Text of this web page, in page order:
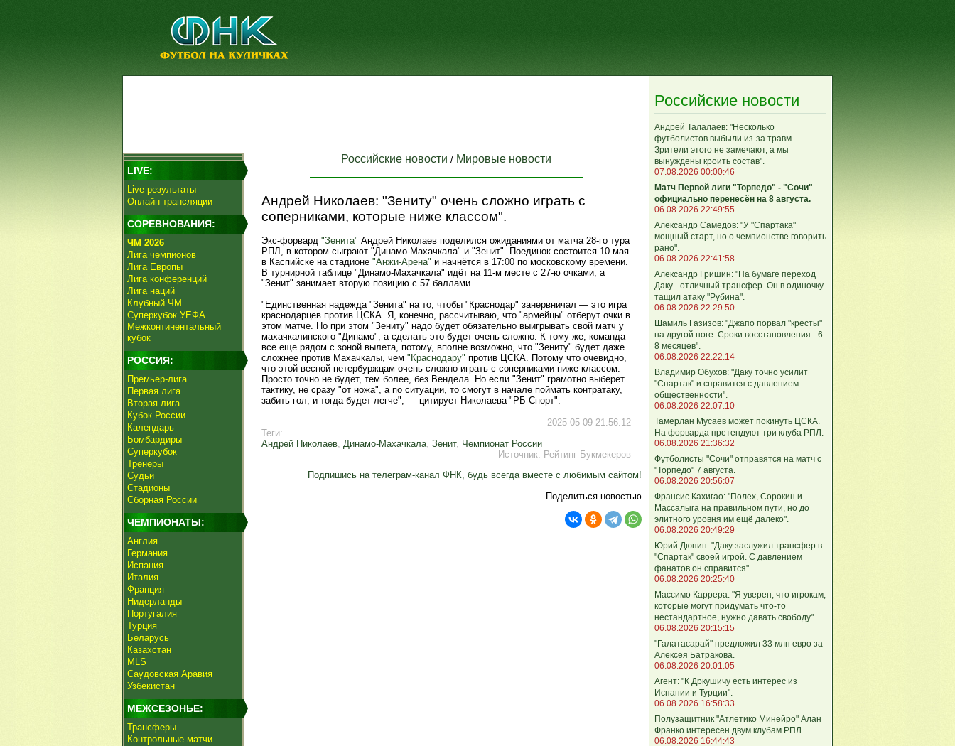
LIVE:
Live-результаты
Онлайн трансляции
СОРЕВНОВАНИЯ:
ЧМ 2026
Лига чемпионов
Лига Европы
Лига конференций
Лига наций
Клубный ЧМ
Суперкубок УЕФА
Межконтинентальный
кубок
РОССИЯ:
Премьер-лига
Первая лига
Вторая лига
Кубок России
Календарь
Бомбардиры
Суперкубок
Тренеры
Судьи
Стадионы
Сборная России
ЧЕМПИОНАТЫ:
Англия
Германия
Испания
Италия
Франция
Нидерланды
Португалия
Турция
Беларусь
Казахстан
MLS
Саудовская Аравия
Узбекистан
МЕЖСЕЗОНЬЕ:
Трансферы
Контрольные матчи
Российские новости / Мировые новости
Андрей Николаев: "Зениту" очень сложно играть с
соперниками, которые ниже классом".
Экс-форвард "Зенита" Андрей Николаев поделился ожиданиями от матча 28-го тура
РПЛ, в котором сыграют "Динамо-Махачкала" и "Зенит". Поединок состоится 10 мая
в Каспийске на стадионе "Анжи-Арена" и начнётся в 17:00 по московскому времени.
В турнирной таблице "Динамо-Махачкала" идёт на 11-м месте с 27-ю очками, а
"Зенит" занимает вторую позицию с 57 баллами.
"Единственная надежда "Зенита" на то, чтобы "Краснодар" занервничал — это игра
краснодарцев против ЦСКА. Я, конечно, рассчитываю, что "армейцы" отберут очки в
этом матче. Но при этом "Зениту" надо будет обязательно выигрывать свой матч у
махачкалинского "Динамо", а сделать это будет очень сложно. К тому же, команда
все еще рядом с зоной вылета, потому, вполне возможно, что "Зениту" будет даже
сложнее против Махачкалы, чем "Краснодару" против ЦСКА. Потому что очевидно,
что этой весной петербуржцам очень сложно играть с соперниками ниже классом.
Просто точно не будет, тем более, без Вендела. Но если "Зенит" грамотно выберет
тактику, не сразу "от ножа", а по ситуации, то смогут в начале поймать контратаку,
забить гол, и тогда будет легче", — цитирует Николаева "РБ Спорт".
2025-05-09 21:56:12
Теги:
Андрей Николаев, Динамо-Махачкала, Зенит, Чемпионат России
Источник: Рейтинг Букмекеров
Подпишись на телеграм-канал ФНК, будь всегда вместе с любимым сайтом!
Поделиться новостью
Российские новости
Андрей Талалаев: "Несколько
футболистов выбыли из-за травм.
Зрители этого не замечают, а мы
вынуждены кроить состав".
07.08.2026 00:00:46
Матч Первой лиги "Торпедо" - "Сочи"
официально перенесён на 8 августа.
06.08.2026 22:49:55
Александр Самедов: "У "Спартака"
мощный старт, но о чемпионстве говорить
рано".
06.08.2026 22:41:58
Александр Гришин: "На бумаге переход
Даку - отличный трансфер. Он в одиночку
тащил атаку "Рубина".
06.08.2026 22:29:50
Шамиль Газизов: "Джапо порвал "кресты"
на другой ноге. Сроки восстановления - 6-
8 месяцев".
06.08.2026 22:22:14
Владимир Обухов: "Даку точно усилит
"Спартак" и справится с давлением
общественности".
06.08.2026 22:07:10
Тамерлан Мусаев может покинуть ЦСКА.
На форварда претендуют три клуба РПЛ.
06.08.2026 21:36:32
Футболисты "Сочи" отправятся на матч с
"Торпедо" 7 августа.
06.08.2026 20:56:07
Франсис Кахигао: "Полех, Сорокин и
Массалыга на правильном пути, но до
элитного уровня им ещё далеко".
06.08.2026 20:49:29
Юрий Дюпин: "Даку заслужил трансфер в
"Спартак" своей игрой. С давлением
фанатов он справится".
06.08.2026 20:25:40
Массимо Каррера: "Я уверен, что игрокам,
которые могут придумать что-то
нестандартное, нужно давать свободу".
06.08.2026 20:15:15
"Галатасарай" предложил 33 млн евро за
Алексея Батракова.
06.08.2026 20:01:05
Агент: "К Дркушичу есть интерес из
Испании и Турции".
06.08.2026 16:58:33
Полузащитник "Атлетико Минейро" Алан
Франко интересен двум клубам РПЛ.
06.08.2026 16:44:43